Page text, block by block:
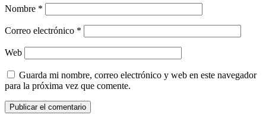
Nombre *
Correo electrónico *
Web
Guarda mi nombre, correo electrónico y web en este navegador
para la próxima vez que comente.